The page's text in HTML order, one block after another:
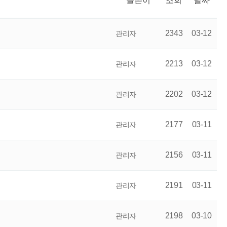
관리자 2343 03-12
관리자 2213 03-12
관리자 2202 03-12
관리자 2177 03-11
관리자 2156 03-11
관리자 2191 03-11
관리자 2198 03-10